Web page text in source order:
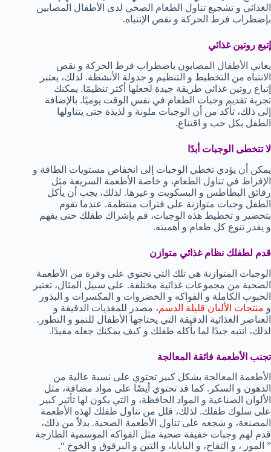
الغذائي و تشجيع تناول الطعام الصحي لدى الأطفال المصابين
بإضطراب فرط الحركة و نقص الإنتباه.
إتبع روتين غذائي
يعاني الأطفال المصابون باضطراب فرط الحركة و نقص
الانتباه من التخطيط و التنظيم و جدولة الأنشطة. لذلك، يعتبر
إتباع روتين غذائي طريقة جيدة لجعلها أكثر تنظيمًا. يمكنك
تجربة تقديم وجبات الطعام في نفس الوقت يوميًا. بالإضافة
إلى ذلك، تأكد من أن الوجبات ملونة و لذيذة حتى يتناولها
الطفل بكل حب و اقتناع.
لا تتخطى الوجبات أبدًا
يمكن أن يؤدي تخطي الوجبات إلى انخفاض مستويات الطاقة و
الإفراط في تناول الطعام، و خاصة الأطعمة السريعة مثل
رقائق البطاطس و البسكويت و غيرها. لذلك، يجب أن يأكل
الطفل وجبات متوازنة على فترات منتظمة. عندما تقوم
بتحضير و تخطيط هذه الوجبات، قم بإشراك طفلك حتى يفهم
و يقدر تنوع كل طعام و أهميته.
قدم لطفلك نظام غذائي متوازن
الوجبات المتوازنة هي تلك التي تحتوي على وفرة من الأطعمة
الصحية من مجموعات غذائية مختلفة. على سبيل المثال، تعتبر
الحبوب الكاملة و الفواكه و الخضروات و المكسرات و البذور
و منتجات الألبان قليلة الدسم، مصدر للمغذيات الدقيقة و
العناصر الغذائية الدقيقة التي يحتاجها الأطفال للنمو و التطور.
لذلك، انتبه جيدًا لما يأكله طفلك و كيف يمكنك جعله مفيدًا.
تجنب الأطعمة فائقة المعالجة
الأطعمة المعالجة بشكل كبير تحتوي على نسبة عالية من
الدهون و السكر. كما قد تحتوي أيضًا على مواد مضافة، مثل
الألوان الصناعية و المواد الحافظة، و التي يكون لها تأثير كبير
على سلوك طفلك. لذلك، قلل من تناول طفلك لهذه الأطعمة
المصنعة، و شجعه على تناول الأطعمة الصحية. بدلاً من ذلك،
قدم لهم وجبات خفيفة صحية مثل الفواكه الموسمية الطازجة
” الموز ، و التفاح، و البابايا، و التين و البرقوق و الخوخ “.